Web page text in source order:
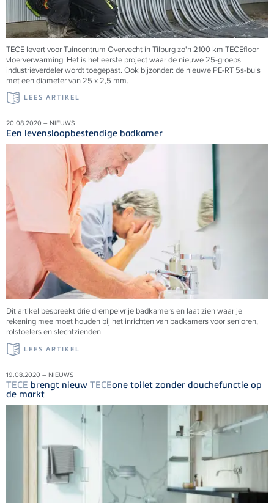
TECE levert voor Tuincentrum Overvecht in Tilburg zo'n 2100 km TECEfloor
vloerverwarming. Het is het eerste project waar de nieuwe 25-groeps
industrieverdeler wordt toegepast. Ook bijzonder: de nieuwe PE-RT 5s-buis
met een diameter van 25 x 2,5 mm.
LEES ARTIKEL
20.08.2020 – NIEUWS
Een levensloopbestendige badkamer
Dit artikel bespreekt drie drempelvrije badkamers en laat zien waar je
rekening mee moet houden bij het inrichten van badkamers voor senioren,
rolstoelers en slechtzienden.
LEES ARTIKEL
19.08.2020 – NIEUWS
TECE brengt nieuw TECEone toilet zonder douchefunctie op
de markt